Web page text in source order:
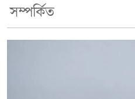
সম্পর্কিত